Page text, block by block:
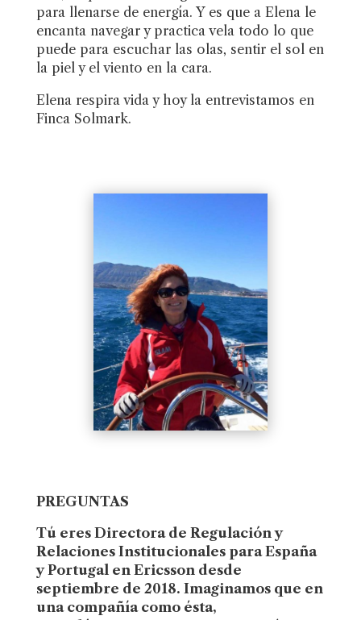
para llenarse de energía. Y es que a Elena le
encanta navegar y practica vela todo lo que
puede para escuchar las olas, sentir el sol en
la piel y el viento en la cara.
Elena respira vida y hoy la entrevistamos en
Finca Solmark.
PREGUNTAS
Tú eres Directora de Regulación y
Relaciones Institucionales para España
y Portugal en Ericsson desde
septiembre de 2018. Imaginamos que en
una compañía como ésta,